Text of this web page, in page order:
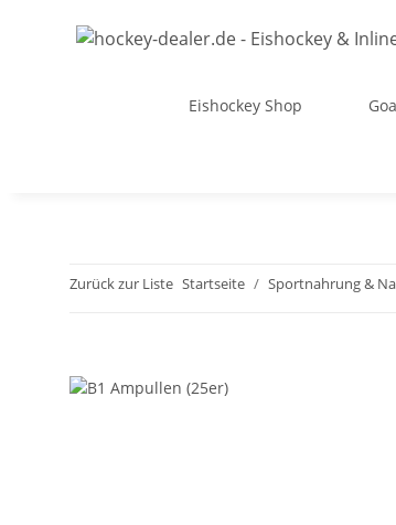
Eishockey Shop
Zurück zur Liste Startseite Sportnahrung &